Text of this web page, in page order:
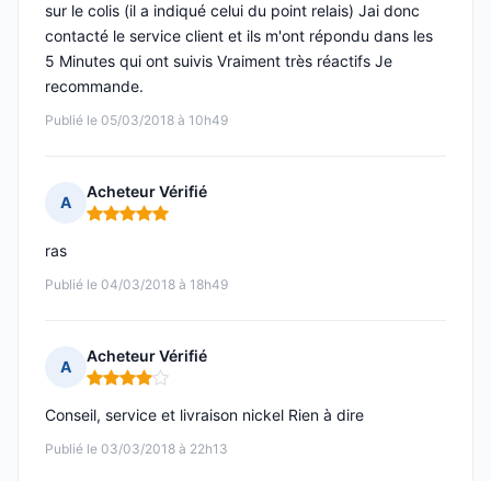
Publié le 05/03/2018 à 10h49
sur le colis (il a indiqué celui du point relais) Jai donc
contacté le service client et ils m'ont répondu dans les
5 Minutes qui ont suivis Vraiment très réactifs Je
recommande.
A
Acheteur Vérifié
Note : 5 sur 5
Publié le 04/03/2018 à 18h49
ras
A
Acheteur Vérifié
Note : 4 sur 5
Publié le 03/03/2018 à 22h13
Conseil, service et livraison nickel Rien à dire